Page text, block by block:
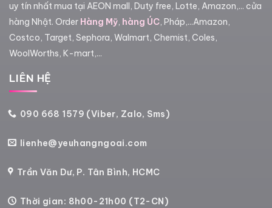
uy tín nhất mua tại AEON mall, Duty free, Lotte, Amazon,... cửa
hàng Nhật. Order Hàng Mỹ, hàng ÚC, Pháp,...Amazon,
Costco, Target, Sephora, Walmart, Chemist, Coles,
WoolWorths, K-mart,...
LIÊN HỆ
090 668 1579 (Viber, Zalo, Sms)
lienhe@yeuhangngoai.com
Trần Văn Dư, P. Tân Bình, HCMC
Thời gian: 8h00-21h00 (T2-CN)